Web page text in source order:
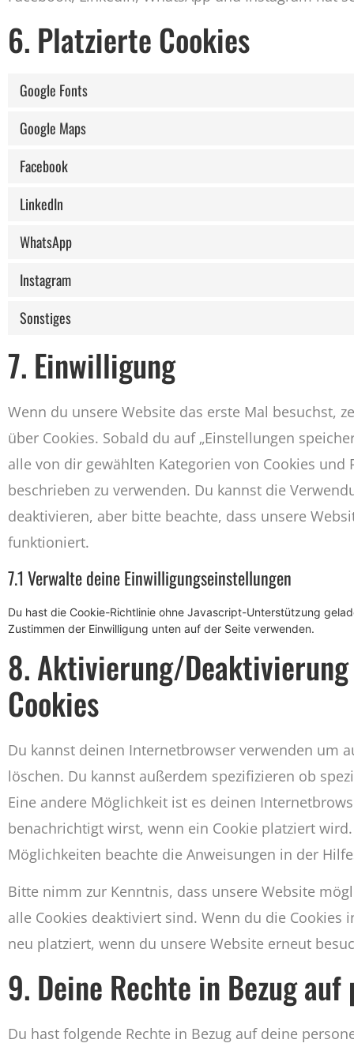
6. Platzierte Cookies
Google Fonts
Google Maps
Facebook
LinkedIn
WhatsApp
Instagram
Sonstiges
7. Einwilligung
Wenn du unsere Website das erste Mal besuchst,
über Cookies. Sobald du auf „Einstellungen
alle von dir gewählten Kategorien von Cookies und
beschrieben zu verwenden. Du kannst die
deaktivieren, aber bitte beachte, dass unsere
funktioniert.
7.1 Verwalte deine Einwilligungseinstellungen
Du hast die Cookie-Richtlinie ohne Javascript-Unterstützung
Zustimmen der Einwilligung unten auf der Seite verwenden.
8. Aktivierung/Deaktivierung
Cookies
Du kannst deinen Internetbrowser verwenden um
löschen. Du kannst außerdem spezifizieren ob
Eine andere Möglichkeit ist es deinen
benachrichtigt wirst, wenn ein Cookie platziert
Möglichkeiten beachte die Anweisungen in der
Bitte nimm zur Kenntnis, dass unsere Website
alle Cookies deaktiviert sind. Wenn du die
neu platziert, wenn du unsere Website erneut
9. Deine Rechte in Bezug auf
Du hast folgende Rechte in Bezug auf deine